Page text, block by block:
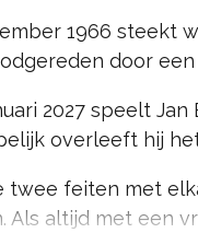
1966 steekt
door een
2027 speelt
overleeft hij
twee feiten met
Als altijd met een